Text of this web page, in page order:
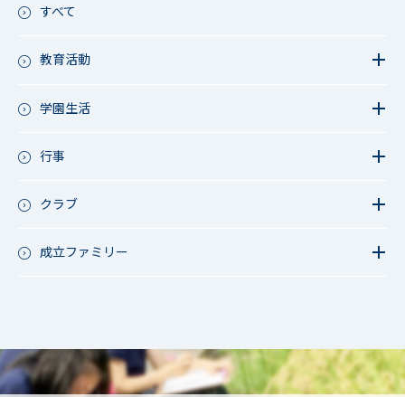
すべて
教育活動
教育活動（高校）
アース・プロジェクト
学園生活
今日の1枚～ｸﾗｽ&ｸﾗﾌﾞ編～
行事
成立祭（文化祭）
クラブ
軟式野球
女子バスケットボール
男女バスケットボール（中学）
男子バドミントン
成立ファミリー